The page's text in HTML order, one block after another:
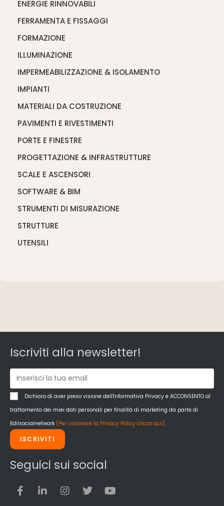
ENERGIE RINNOVABILI
FERRAMENTA E FISSAGGI
FORMAZIONE
ILLUMINAZIONE
IMPERMEABILIZZAZIONE & ISOLAMENTO
IMPIANTI
MATERIALI DA COSTRUZIONE
PAVIMENTI E RIVESTIMENTI
PORTE E FINESTRE
PROGETTAZIONE & INFRASTRUTTURE
SCALE E ASCENSORI
SOFTWARE & BIM
STRUMENTI DI MISURAZIONE
STRUTTURE
UTENSILI
Iscriviti alla newsletter!
Dichiaro di aver preso visione dell'Informativa Privacy e ACCONSENTO al
trattamento dei miei dati personali per finalità di marketing da parte di
Edilsocialnetwork (Per visionare la Privacy Policy clicca qui).
ISCRIVITI
Seguici sui social